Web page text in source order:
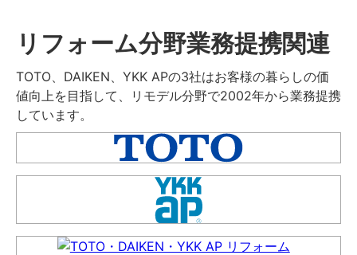
リフォーム分野業務提携関連
TOTO、DAIKEN、YKK APの3社はお客様の暮らしの価
値向上を目指して、リモデル分野で2002年から業務提携
しています。